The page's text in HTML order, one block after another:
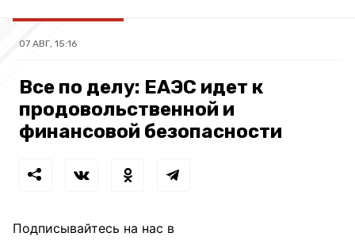
07 АВГ, 15:16
Все по делу: ЕАЭС идет к
продовольственной и
финансовой безопасности
Подписывайтесь на нас в